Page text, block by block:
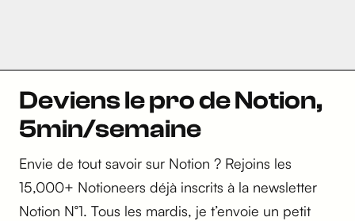
Deviens le pro de Notion,
5min/semaine
Envie de tout savoir sur Notion ? Rejoins les
15,000+ Notioneers déjà inscrits à la newsletter
Notion N°1. Tous les mardis, je t’envoie un petit